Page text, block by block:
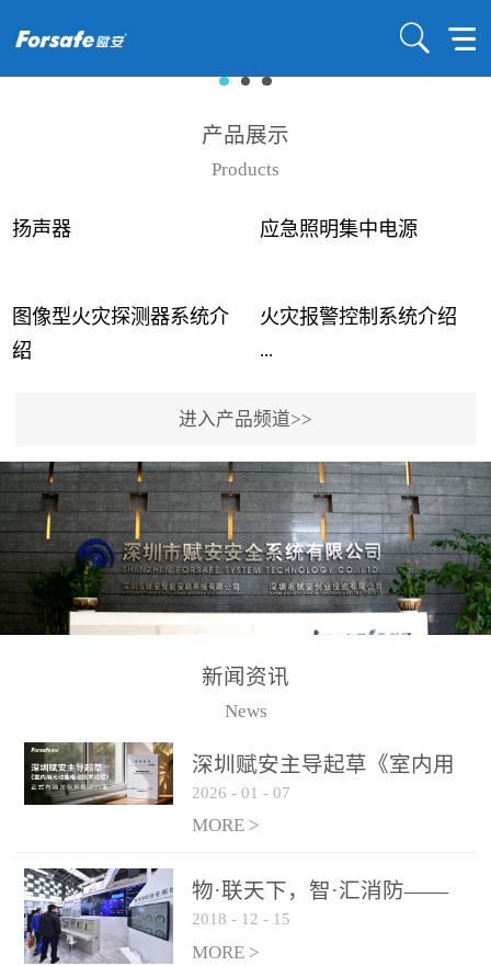
产品展示
Products
扬声器 应急照明集中电源
图像型火灾探测器系统介
绍
...
事故频发，传统的火灾探
测方法已无法满足要求。
尤其是目前众多的大型影
剧院、会议展览中心、体
育馆、大型仓库和隧道空
间等，其建筑结构特殊、
火灾隐患多。一旦发生火
传统的火灾关测器无法被
及时缺发，不能及早发现
和有效扑救火火，这不仅
力和闲难，同时也将造成
巨大的经济损失和社会影
响，基至还会造成人员伤
火灾报警控制系统介绍
...
用了具有仲裁机制和冗余
校验的总线传输技术、线
路状态检测与保护技术、
后向光电感烟探测技术、
高可靠的系统抗干扰技术
等多项专利技术和专有技
警领域三十多年技术积累
和工程实践的结晶。
进入产品频道>>
新闻资讯
News
深圳赋安主导起草《室内用
光动能电池技术规程》 正式
布局光伏新能源产业
2026 - 01 - 07
MORE >
物·联天下，智·汇消防——
赋安F&S 2018上海消防展圆
满落幕
2018 - 12 - 15
MORE >